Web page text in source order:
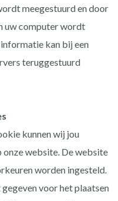
meegestuurd en door
uw computer wordt
kan bij een
teruggestuurd
kunnen wij jou
onze website. De website
worden ingesteld.
voor het plaatsen